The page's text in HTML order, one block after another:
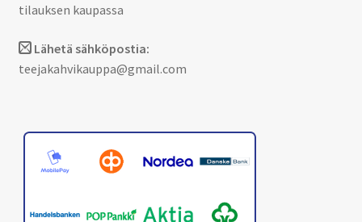
tilauksen kaupassa
Lähetä sähköpostia:
teejakahvikauppa@gmail.com